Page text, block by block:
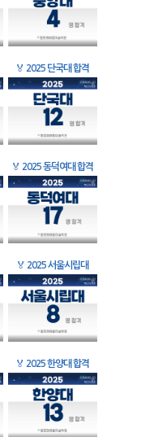
🏅 2025 단국대 합격
🏅 2025 동덕여대 합격
🏅 2025 서울시립대
🏅 2025 한양대 합격